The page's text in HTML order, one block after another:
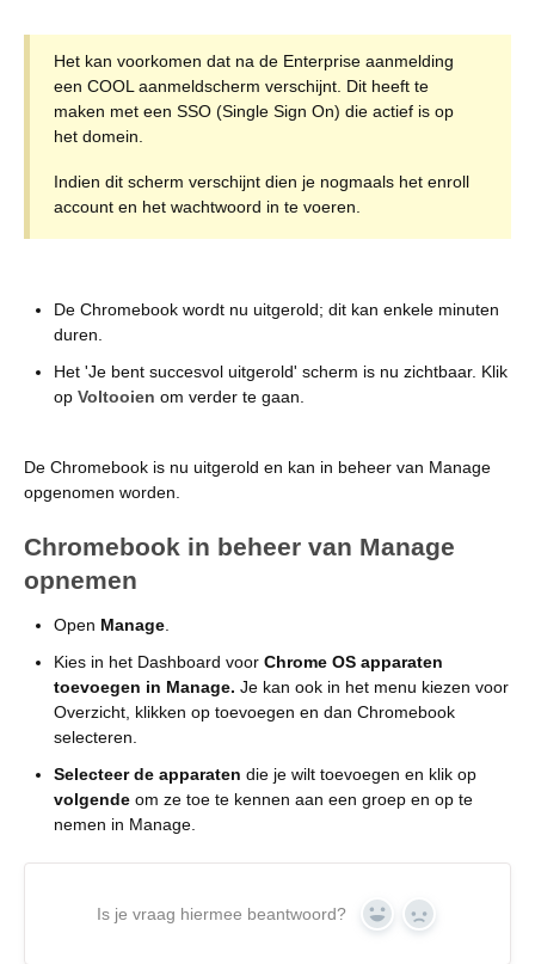
Het kan voorkomen dat na de Enterprise aanmelding
een COOL aanmeldscherm verschijnt. Dit heeft te
maken met een SSO (Single Sign On) die actief is op
het domein.
Indien dit scherm verschijnt dien je nogmaals het enroll
account en het wachtwoord in te voeren.
De Chromebook wordt nu uitgerold; dit kan enkele minuten
duren.
Het 'Je bent succesvol uitgerold' scherm is nu zichtbaar. Klik
op Voltooien om verder te gaan.
De Chromebook is nu uitgerold en kan in beheer van Manage
opgenomen worden.
Chromebook in beheer van Manage
opnemen
Open Manage
Kies in het Dashboard voor Chrome OS apparaten
toevoegen in Manage. Je kan ook in het menu kiezen voor
Overzicht, klikken op toevoegen en dan Chromebook
selecteren.
Selecteer de apparaten die je wilt toevoegen en klik op
volgende om ze toe te kennen aan een groep en op te
nemen in Manage.
Is je vraag hiermee beantwoord? Yes No